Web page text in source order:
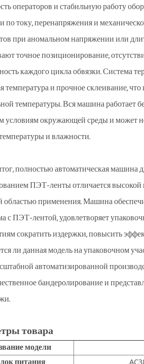
операторов и стабильную работу
по току, перенапряжения и
при аномальном напряжении или
точное позиционирование,
каждого цикла обвязки. Система
температура и прочное склеивание,
температуры. Вся машина работает
условиям окружающей среды и может
и влажности.
полностью автоматическая машина
ПЭТ-ленты отличается высокой
применения. Машина
с ПЭТ-лентой, удовлетворяет
сократить издержки, повысить
ли данная модель на упаковочном
автоматизированной
бандеролирование и
товара
модели